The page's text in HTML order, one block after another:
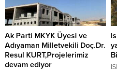
2024, 09:37 yayınlandı MSB
uyardı; bedelli askerlik ödemeleri
için son gün yaklaşıyor Ankara-
BHA...
Ak Parti MKYK Üyesi ve
Adıyaman Milletvekili Doç.Dr.
Resul KURT,Projelerimiz
devam ediyor